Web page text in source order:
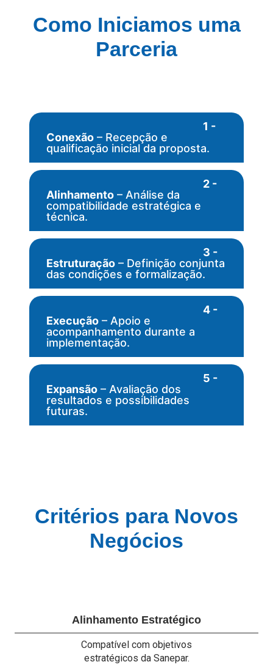
Como Iniciamos uma
Parceria
1 -
Conexão – Recepção e
qualificação inicial da proposta.
2 -
Alinhamento – Análise da
compatibilidade estratégica e
técnica.
3 -
Estruturação – Definição conjunta
das condições e formalização.
4 -
Execução – Apoio e
acompanhamento durante a
implementação.
5 -
Expansão – Avaliação dos
resultados e possibilidades
futuras.
Critérios para Novos
Negócios
Alinhamento Estratégico
Compatível com objetivos
estratégicos da Sanepar.